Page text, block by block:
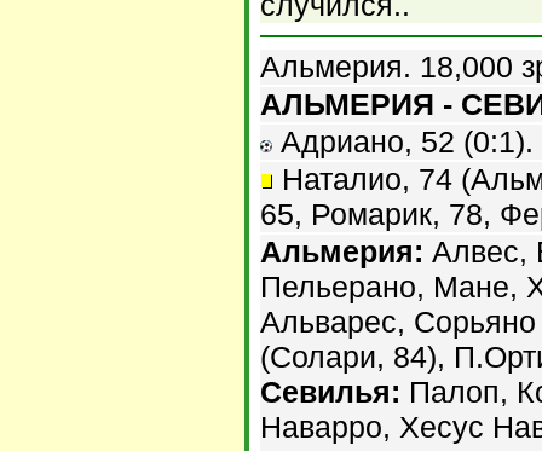
Альмерия. 18,000
АЛЬМЕРИЯ -
Адриано, 52 (0:1).
Наталио, 74
65, Ромарик, 78,
Альмерия: Алвес,
Пельерано, Мане,
Альварес,
(Солари, 84),
Севилья: Палоп,
Наварро, Хесус